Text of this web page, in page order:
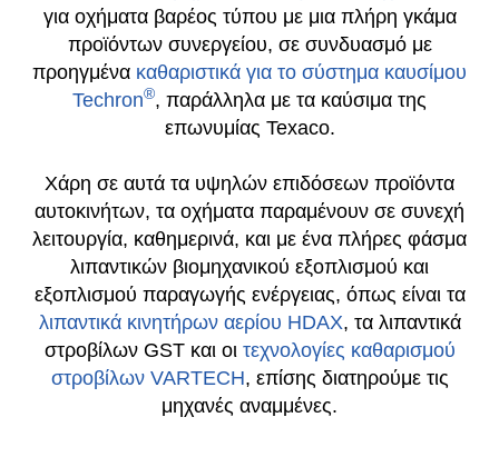
τα λιπαντικά κινητήρων και τα ψυκτικά υγρά Delo
για οχήματα βαρέoς τύπου με μια πλήρη γκάμα
προϊόντων συνεργείου, σε συνδυασμό με
προηγμένακαθαριστικά για το σύστημα καυσίμου
, παράλληλα με τα καύσιμα της
Χάρη σε αυτά τα υψηλών επιδόσεων προϊόντα
αυτοκινήτων, τα οχήματα παραμένουν σε συνεχή
λειτουργία, καθημερινά, και με ένα πλήρες φάσμα
λιπαντικών βιομηχανικού εξοπλισμού και
εξοπλισμού παραγωγής ενέργειας, όπως είναι τα
λιπαντικά κινητήρων αερίου HDAX, τα λιπαντικά
στροβίλων GST και οιτεχνολογίες καθαρισμού
στροβίλων VARTECH, επίσης διατηρούμε τις